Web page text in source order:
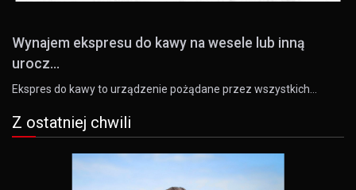
Wynajem ekspresu do kawy na wesele lub inną
urocz...
Ekspres do kawy to urządzenie pożądane przez wszystkich…
Z ostatniej chwili